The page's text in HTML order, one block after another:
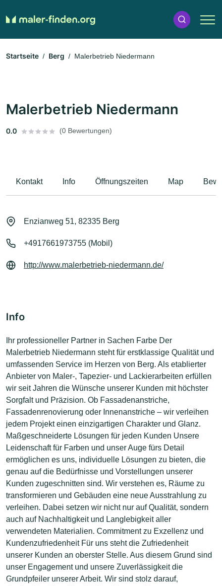
Startseite Berg Malerbetrieb Niedermann
Malerbetrieb Niedermann
0.0 (0 Bewertungen)
Kontakt Info Öffnungszeiten Map
Enzianweg 51, 82335 Berg
+4917661973755 (Mobil)
http://www.malerbetrieb-niedermann.de/
Info
Ihr professioneller Partner in Sachen Farbe Der
Malerbetrieb Niedermann steht für erstklassige Qualität und
umfassenden Service im Herzen von Berg. Als etablierter
Anbieter von Maler-, Tapezier- und Lackierarbeiten erfüllen
wir seit Jahren die Wünsche unserer Kunden mit höchster
Sorgfalt und Präzision. Ob Fassadenanstriche,
Fassadenrenovierung oder Innenanstriche – wir verleihen
jedem Projekt einen einzigartigen Charakter und Glanz.
Maßgeschneiderte Lösungen für jeden Kunden Unsere
Leidenschaft für Farben und unser Auge fürs Detail
ermöglichen es uns, individuelle Lösungen zu bieten, die
genau auf die Bedürfnisse und Vorstellungen unserer
Kunden zugeschnitten sind. Wir verstehen es, Räume zu
transformieren und Gebäuden eine neue Ausstrahlung zu
verleihen. Dabei setzen wir nicht nur auf Qualität, sondern
auch auf Nachhaltigkeit und Langlebigkeit aller
verwendeten Materialien. Commitment zu Exzellenz und
Kundenzufriedenheit Für uns steht die Zufriedenheit
unserer Kunden an oberster Stelle. Aus diesem Grund sind
unser Engagement und unsere Zuverlässigkeit die
Grundpfeiler unserer Arbeit. Wir sind stolz darauf,